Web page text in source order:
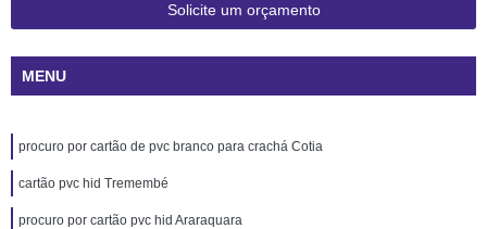
Solicite um orçamento
MENU
procuro por cartão de pvc branco para crachá Cotia
cartão pvc hid Tremembé
procuro por cartão pvc hid Araraquara